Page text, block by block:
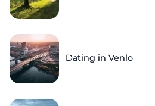
Dating in Venlo